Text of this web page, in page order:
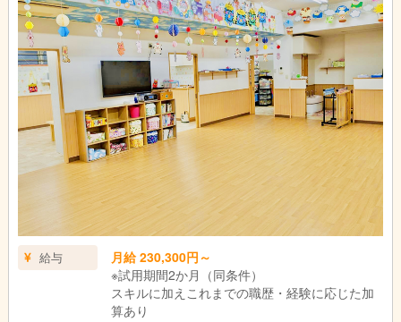
【日中のスケジュール例】
7:15 出勤・受け入れ準備
7:30 開園・預かり開始
9:15 朝の会・体操
10:00 外遊び（天候によっては室内遊び）
11:35 給食
12:00 お昼寝
15:30 午後おやつ
15:45 自由遊び／夜勤預かり開始
16:00 日勤は順次お迎え
19:00 夕食
シフト退勤時間になったら、引継ぎ・退勤
※持ち帰りの業務はほとんどありません。
【夜勤について】
給与
月給 230,300円～
※試用期間2か月（同条件）
スキルに加えこれまでの職歴・経験に応じた加
算あり